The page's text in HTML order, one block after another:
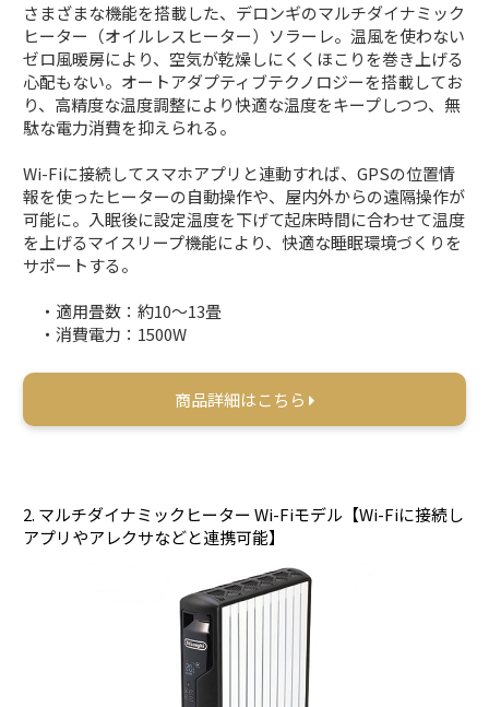
さまざまな機能を搭載した、デロンギのマルチダイナミック
ヒーター（オイルレスヒーター）ソラーレ。温風を使わない
ゼロ風暖房により、空気が乾燥しにくくほこりを巻き上げる
心配もない。オートアダプティブテクノロジーを搭載してお
り、高精度な温度調整により快適な温度をキープしつつ、無
駄な電力消費を抑えられる。
Wi-Fiに接続してスマホアプリと連動すれば、GPSの位置情
報を使ったヒーターの自動操作や、屋内外からの遠隔操作が
可能に。入眠後に設定温度を下げて起床時間に合わせて温度
を上げるマイスリープ機能により、快適な睡眠環境づくりを
サポートする。
・適用畳数：約10～13畳
・消費電力：1500W
商品詳細はこちら
2. マルチダイナミックヒーター Wi-Fiモデル【Wi-Fiに接続し
アプリやアレクサなどと連携可能】